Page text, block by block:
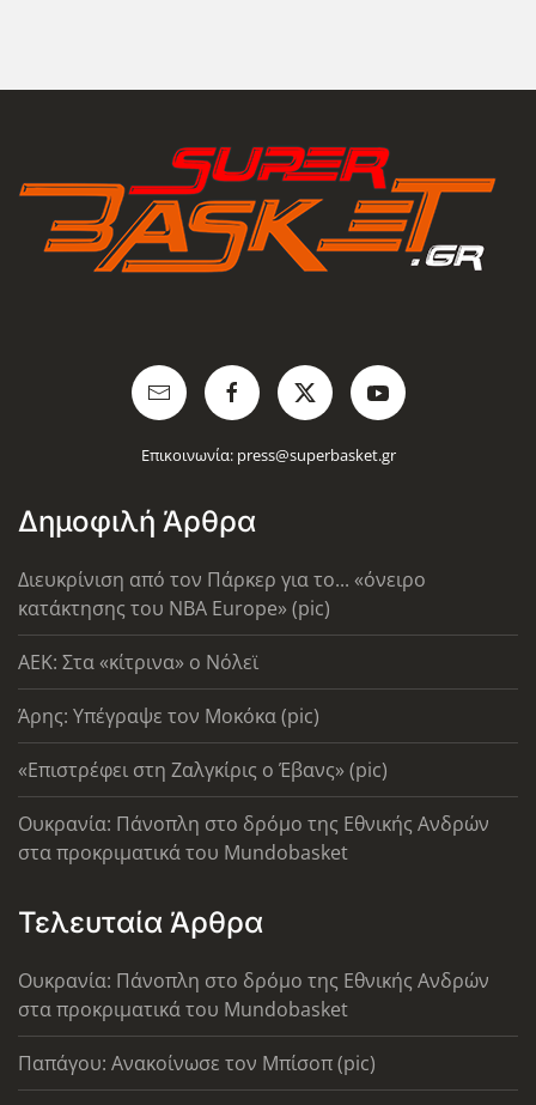
Επικοινωνία: press@superbasket.gr
Δημοφιλή Άρθρα
Διευκρίνιση από τον Πάρκερ για το... «όνειρο
κατάκτησης του ΝΒΑ Europe» (pic)
AEK: Στα «κίτρινα» ο Νόλεϊ
Άρης: Υπέγραψε τον Μοκόκα (pic)
«Επιστρέφει στη Ζαλγκίρις ο Έβανς» (pic)
Ουκρανία: Πάνοπλη στο δρόμο της Εθνικής Ανδρών
στα προκριματικά του Mundobasket
Τελευταία Άρθρα
Ουκρανία: Πάνοπλη στο δρόμο της Εθνικής Ανδρών
στα προκριματικά του Mundobasket
Παπάγου: Ανακοίνωσε τον Μπίσοπ (pic)